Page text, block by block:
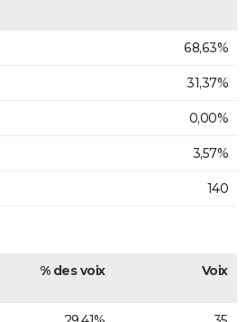
68,63%
31,37%
0,00%
3,57%
140
% des voix Voix